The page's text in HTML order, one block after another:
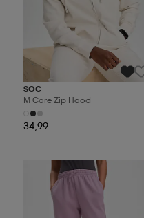
SOC
M Core Zip Hood
34,99
Valitse 2, maksa 44,99€